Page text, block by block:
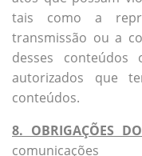
tais como a
transmissão ou a
desses
autorizados que
conteúdos.
8. OBRIGAÇÕES
comunicações